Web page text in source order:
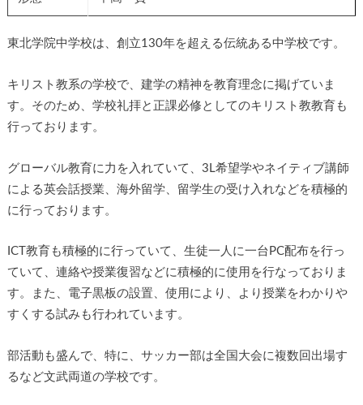
東北学院中学校は、創立130年を超える伝統ある中学校です。
キリスト教系の学校で、建学の精神を教育理念に掲げていま
す。そのため、学校礼拝と正課必修としてのキリスト教教育も
行っております。
グローバル教育に力を入れていて、3L希望学やネイティブ講師
による英会話授業、海外留学、留学生の受け入れなどを積極的
に行っております。
ICT教育も積極的に行っていて、生徒一人に一台PC配布を行っ
ていて、連絡や授業復習などに積極的に使用を行なっておりま
す。また、電子黒板の設置、使用により、より授業をわかりや
すくする試みも行われています。
部活動も盛んで、特に、サッカー部は全国大会に複数回出場す
るなど文武両道の学校です。